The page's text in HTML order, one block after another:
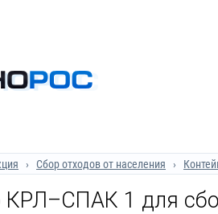
Сбор отходов от населения
КРЛ–СПАК 1 для